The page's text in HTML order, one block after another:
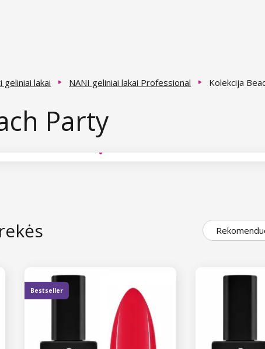
geliniai lakai NANI geliniai lakai Professional Kolekcija
Party
Bestseller